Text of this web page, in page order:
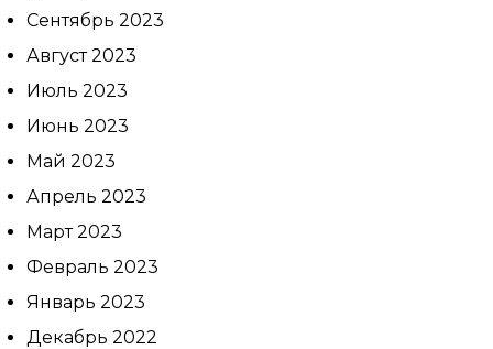
Сентябрь 2023
Август 2023
Июль 2023
Июнь 2023
Май 2023
Апрель 2023
Март 2023
Февраль 2023
Январь 2023
Декабрь 2022